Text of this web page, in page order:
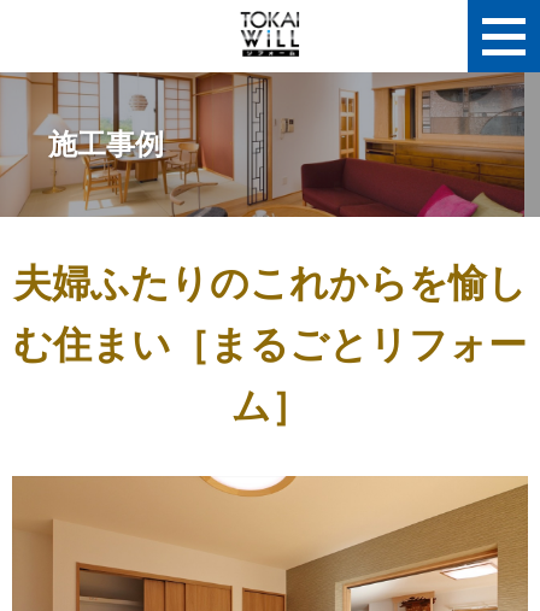
施工事例
夫婦ふたりのこれからを愉し
む住まい［まるごとリフォー
ム］